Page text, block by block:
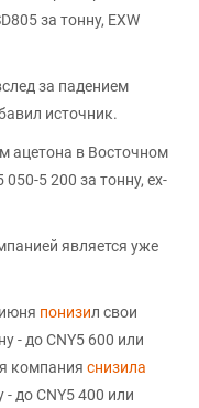
за тонну, EXW
за падением
источник.
ацетона в Восточном
5 200 за тонну, ex-
является уже
понизил свои
- до CNY5 600 или
компания снизила
до CNY5 400 или